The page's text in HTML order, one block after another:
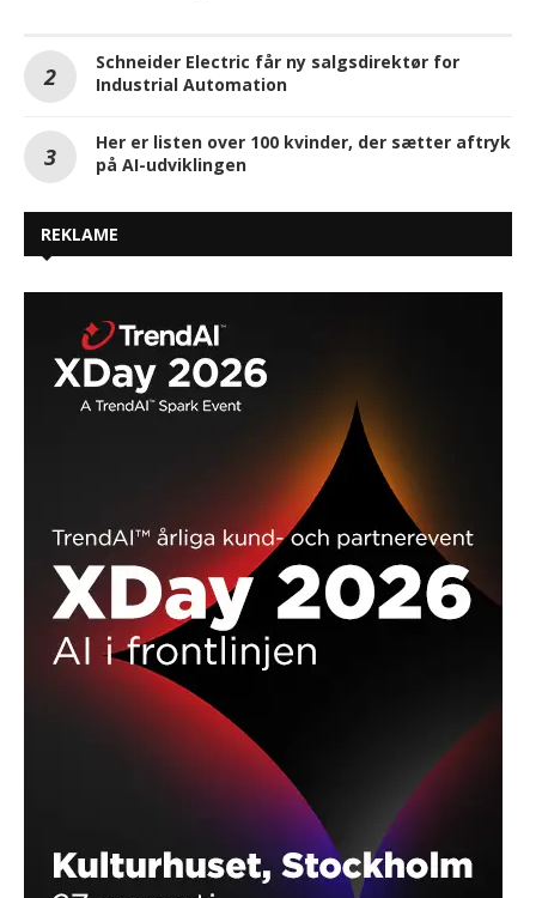
Schneider Electric får ny salgsdirektør for
Industrial Automation
Her er listen over 100 kvinder, der sætter aftryk
på AI-udviklingen
REKLAME